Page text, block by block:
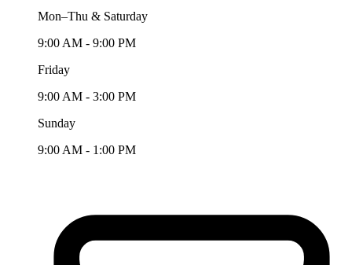
Mon–Thu & Saturday
9:00 AM - 9:00 PM
Friday
9:00 AM - 3:00 PM
Sunday
9:00 AM - 1:00 PM